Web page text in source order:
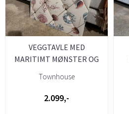
VEGGTAVLE MED
MARITIMT MØNSTER OG
Townhouse
2.099,-